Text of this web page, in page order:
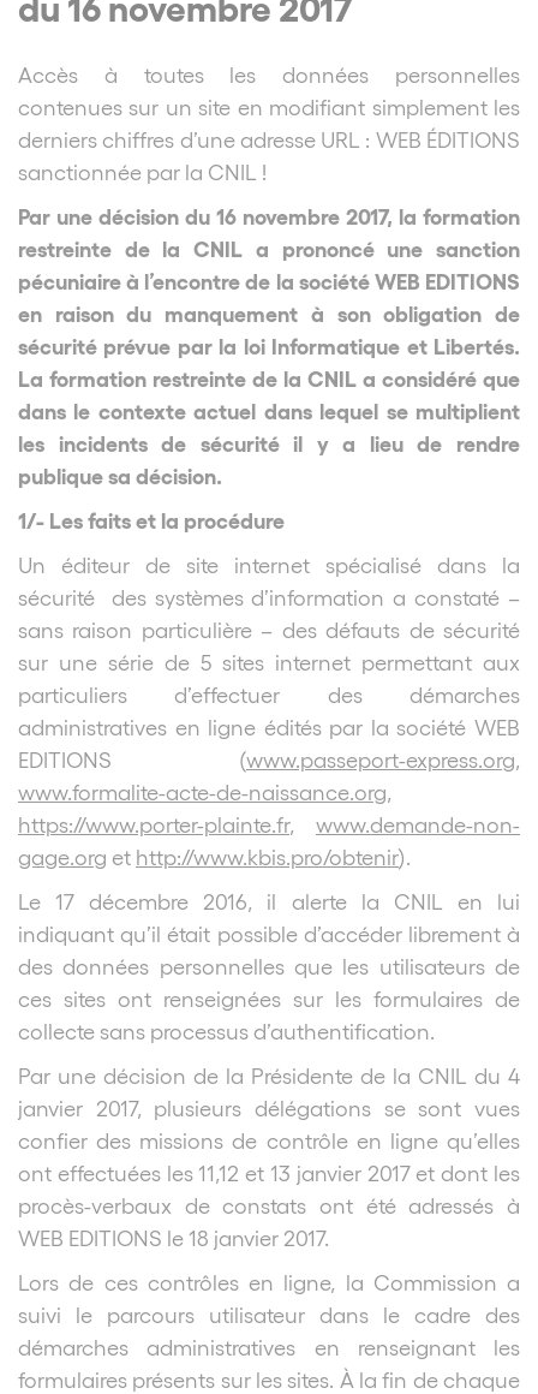
Accès à toutes les données personnelles
contenues sur un site en modifiant simplement les
derniers chiffres d’une adresse URL : WEB ÉDITIONS
sanctionnée par la CNIL !
Par une décision du 16 novembre 2017, la formation
restreinte de la CNIL a prononcé une sanction
pécuniaire à l’encontre de la société WEB EDITIONS
en raison du manquement à son obligation de
sécurité prévue par la loi Informatique et Libertés.
La formation restreinte de la CNIL a considéré que
dans le contexte actuel dans lequel se multiplient
les incidents de sécurité il y a lieu de rendre
publique sa décision.
1/- Les faits et la procédure
Un éditeur de site internet spécialisé dans la
sécurité des systèmes d’information a constaté –
sans raison particulière – des défauts de sécurité
sur une série de 5 sites internet permettant aux
particuliers d’effectuer des démarches
administratives en ligne édités par la société WEB
EDITIONS (www.passeport-express.org
www.formalite-acte-de-naissance.org
https://www.porter-plainte.fr, www.demande-non-
gage.org et http://www.kbis.pro/obtenir).
Le 17 décembre 2016, il alerte la CNIL en lui
indiquant qu’il était possible d’accéder librement à
des données personnelles que les utilisateurs de
ces sites ont renseignées sur les formulaires de
collecte sans processus d’authentification.
Par une décision de la Présidente de la CNIL du 4
janvier 2017, plusieurs délégations se sont vues
confier des missions de contrôle en ligne qu’elles
ont effectuées les 11,12 et 13 janvier 2017 et dont les
procès-verbaux de constats ont été adressés à
WEB EDITIONS le 18 janvier 2017.
Lors de ces contrôles en ligne, la Commission a
suivi le parcours utilisateur dans le cadre des
démarches administratives en renseignant les
formulaires présents sur les sites. À la fin de chaque